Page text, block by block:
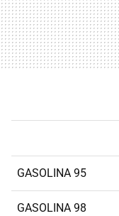
GASOLINA 95
GASOLINA 98